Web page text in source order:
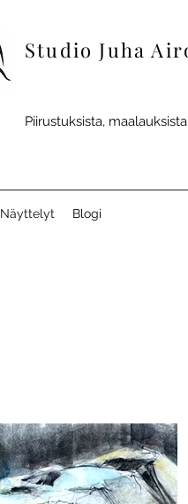
Studio Juha
Piirustuksista,
Näyttelyt Blogi